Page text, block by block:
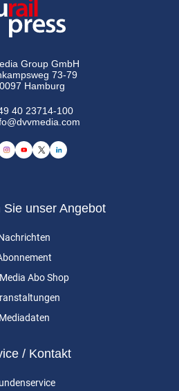
Group GmbH
73-79
Hamburg
40 23714-100
Sie unser Angebot
Abo Shop
Mediadaten
/ Kontakt